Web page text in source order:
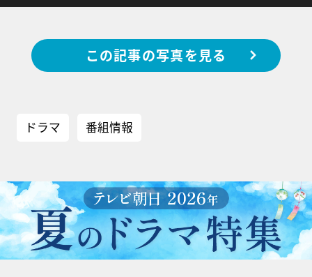
この記事の写真を見る
ドラマ 番組情報